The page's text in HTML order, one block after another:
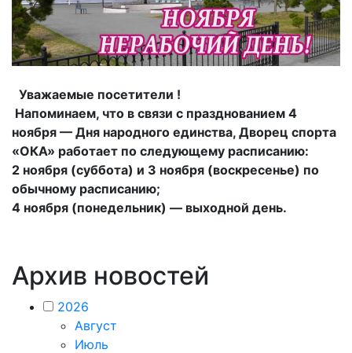
Уважаемые посетители !
Напоминаем, что в связи с празднованием 4
ноября — Дня народного единства, Дворец спорта
«ОКА» работает по следующему расписанию:
2 ноября (суббота) и 3 ноября (воскресенье) по
обычному расписанию;
4 ноября (понедельник) — выходной день.
Архив новостей
2026
Август
Июль